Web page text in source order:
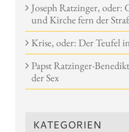
Joseph Ratzinger, oder:
und Kirche fern der
Krise, oder: Der Teufel
Papst Ratzinger-
der Sex
KATEGORIEN